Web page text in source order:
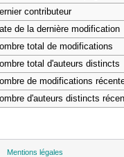
contributeur
de la dernière modification
total de modifications
total d'auteurs distincts
de modifications
d'auteurs distincts
Mentions légales